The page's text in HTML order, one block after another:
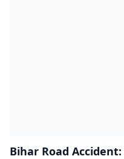
Bihar Road Accident: